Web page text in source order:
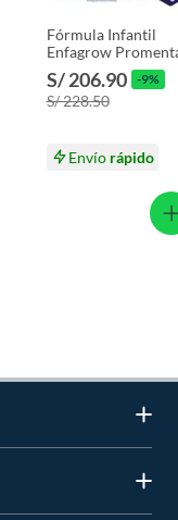
Fórmula Infantil
Enfagrow
Vainilla Caja 2.2 Kg
S/ 206.90 -9%
S/ 228.50
Envío rápido